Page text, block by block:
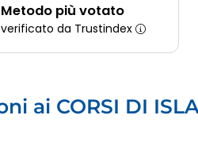
Metodo più votato
verificato da Trustindex
ai CORSI DI